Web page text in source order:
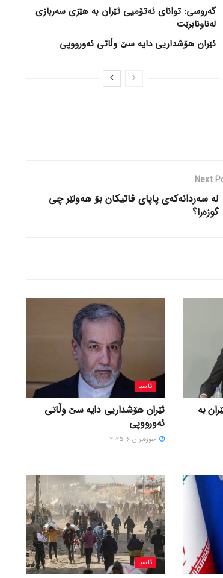
گەروسی: توانای ئەتۆمیی ئێران بە هێزی سەربازی
لەناونابرێت
ئێران هۆشداریی دایە سێ وڵاتی ئەورووپی
Next
لە سەردانەکەی پاپای ڤاتیکان بۆ هەولێر چی
گوزەرا؟
بە
ئاسیا
ئێران هۆشداریی دایە سێ وڵاتی
ئەورووپی
حوزه‌یران 6, 2025
ئاسیا